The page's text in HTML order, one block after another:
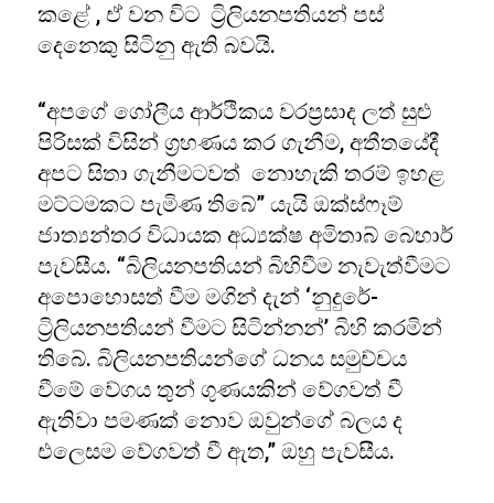
කළේ , ඒ වන විට ට්‍රිලියනපතියන් පස්
දෙනෙකු සිටිනු ඇති බවයි.
“අපගේ ගෝලීය ආර්ථිකය වරප්‍රසාද ලත් සුළු
පිරිසක් විසින් ග්‍රහණය කර ගැනීම, අතීතයේදී
අපට සිතා ගැනීමටවත් නොහැකි තරම් ඉහළ
මට්ටමකට පැමිණ තිබේ” යැයි ඔක්ස්ෆෑම්
ජාත්‍යන්තර විධායක අධ්‍යක්ෂ අමිතාබ් බෙහාර්
පැවසීය. “බිලියනපතියන් බිහිවීම නැවැත්වීමට
අපොහොසත් වීම මගින් දැන් ‘නුදුරේ-
ට්‍රිලියනපතියන් වීමට සිටින්නන්’ බිහි කරමින්
තිබේ. බිලියනපතියන්ගේ ධනය සමුච්චය
වීමේ වේගය තුන් ගුණයකින් වේගවත් වී
ඇතිවා පමණක් නොව ඔවුන්ගේ බලය ද
එලෙසම වේගවත් වී ඇත,” ඔහු පැවසීය.